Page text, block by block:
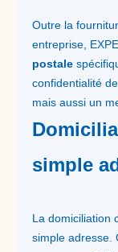
Outre la
entreprise,
postale
confidentialité
mais aussi un
simple
La domiciliation
simple adresse.